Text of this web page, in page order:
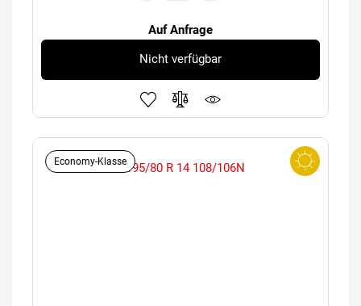
Auf Anfrage
Nicht verfügbar
Economy-Klasse